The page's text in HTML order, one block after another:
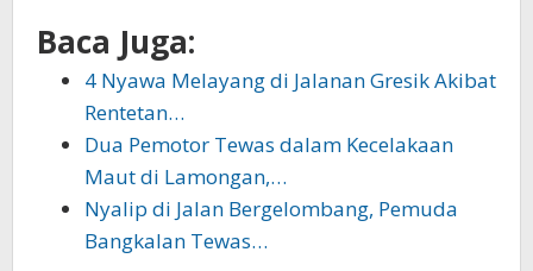
Baca Juga:
4 Nyawa Melayang di Jalanan Gresik Akibat
Rentetan…
Dua Pemotor Tewas dalam Kecelakaan
Maut di Lamongan,…
Nyalip di Jalan Bergelombang, Pemuda
Bangkalan Tewas…